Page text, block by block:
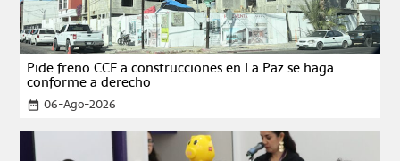
Pide freno CCE a construcciones en La Paz se haga
conforme a derecho
date_range 06-Ago-2026